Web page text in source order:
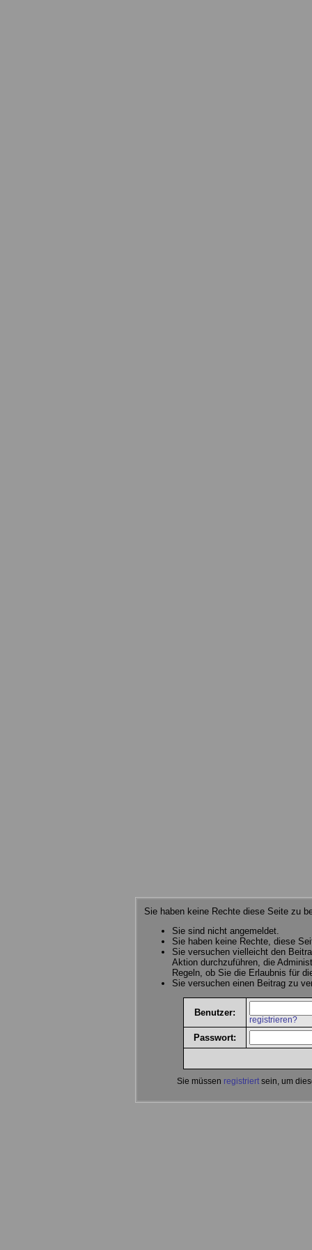
Sie haben keine Rechte diese Seite zu
Sie sind nicht angemeldet.
Sie haben keine Rechte, diese
Sie versuchen vielleicht den
Aktion durchzuführen, die
Regeln, ob Sie die Erlaubnis für
Sie versuchen einen Beitrag zu
Benutzer:
registrieren?
Passwort:
Sie müssen registriert sein, um